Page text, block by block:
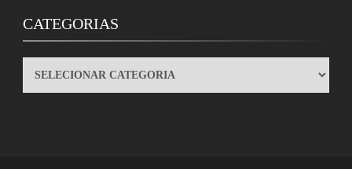
CATEGORIAS
CATEGORIAS